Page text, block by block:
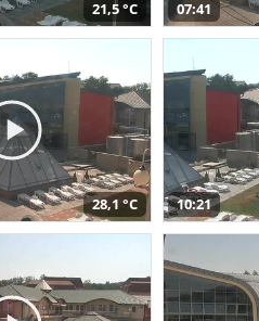
21,5 °C 07:41
28,1 °C 10:21